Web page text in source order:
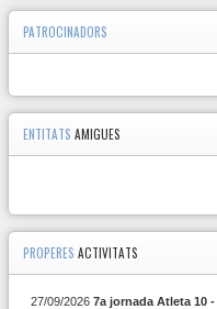
PATROCINADORS
ENTITATS AMIGUES
PROPERES ACTIVITATS
27/09/2026 7a jornada Atleta 10 -